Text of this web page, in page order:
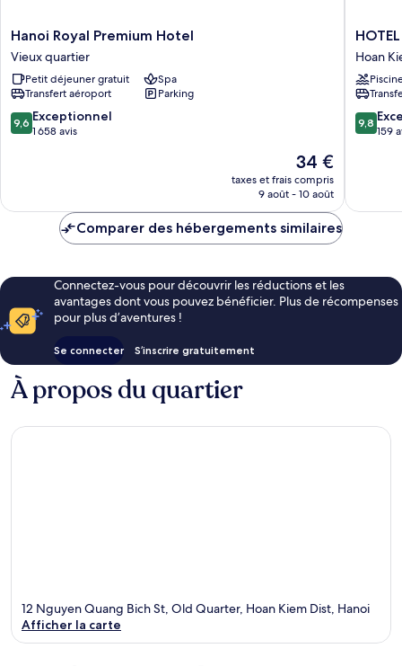
Hanoi
Royal
Premium
Hotel
Vieux
quartier
Hanoi Royal Premium Hotel
Vieux quartier
Petit déjeuner gratuit
Spa
Transfert aéroport
Parking
9.6
sur
9,6 Exceptionnel
1 658 avis
Le
nouveau
prix
de
34 €
taxes et frais compris
9 août - 10 août
HOTEL
de
LAGOM
Hoan
Kiem
Hoan
9.8
sur
9,8
159
Comparer des hébergements similaires
Connectez-vous pour découvrir les réductions et les
avantages dont vous pouvez bénéficier. Plus de récompenses
pour plus d’aventures !
Se connecter S’inscrire gratuitement
À propos du quartier
12 Nguyen Quang Bich St, Old Quarter, Hoan Kiem Dist, Hanoi
Afficher la carte